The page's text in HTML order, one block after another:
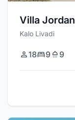
Villa Jordan
Kalo Livadi
18 9 9